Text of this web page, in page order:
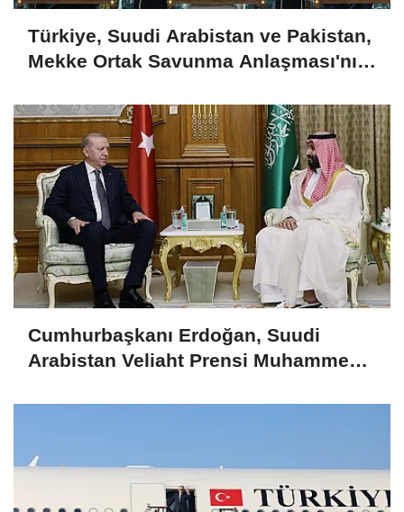
Türkiye, Suudi Arabistan ve Pakistan,
Mekke Ortak Savunma Anlaşması'nı
Cumhurbaşkanı Erdoğan, Suudi
Arabistan Veliaht Prensi Muhammed